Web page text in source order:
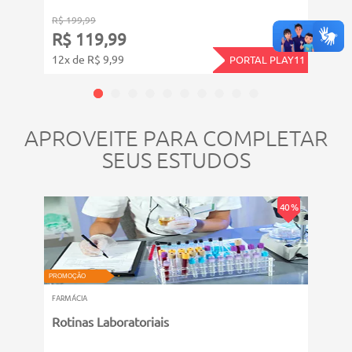
R$ 199,99
R$ 119,99
12x de R$ 9,99 PORTAL PLAY11
R$
R$
APROVEITE PARA COMPLETAR
SEUS ESTUDOS
40 %
PROMOÇÃO
FARMÁCIA
Rotinas Laboratoriais